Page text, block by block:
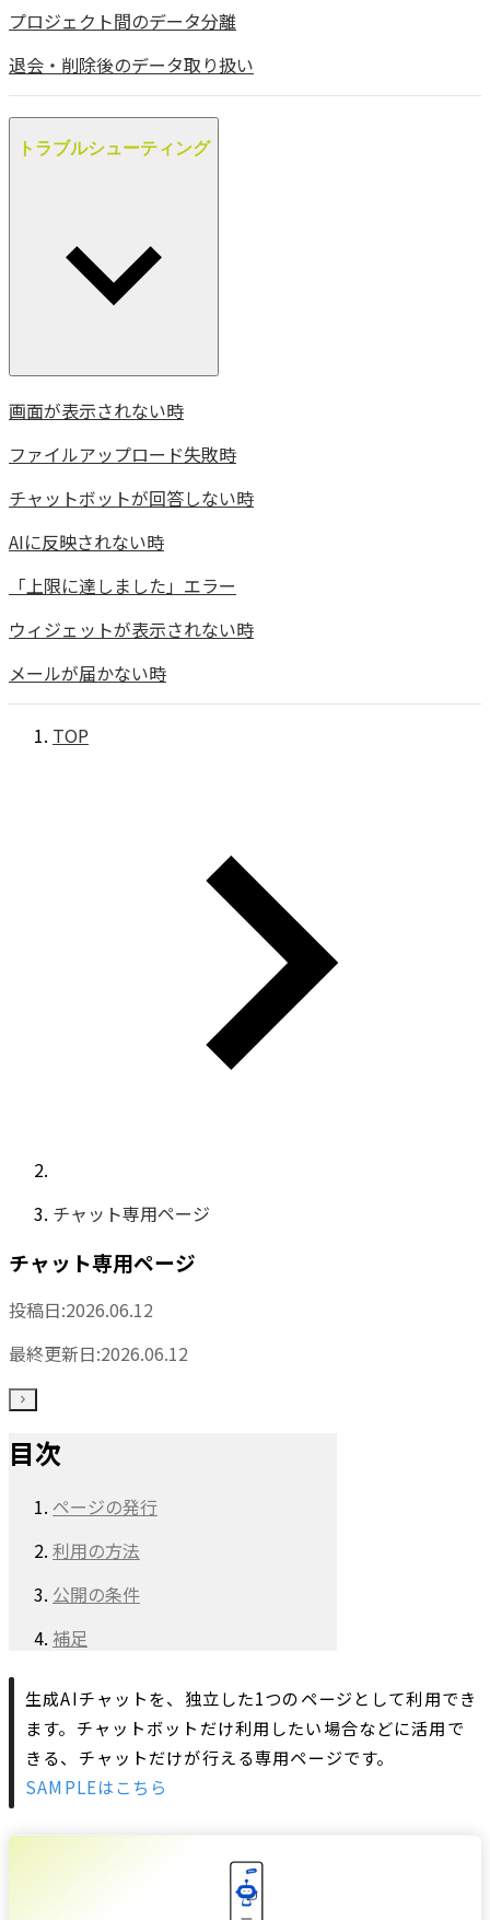
プロジェクト間のデータ分離
退会・削除後のデータ取り扱い
トラブルシューティング
画面が表示されない時
ファイルアップロード失敗時
チャットボットが回答しない時
AIに反映されない時
「上限に達しました」エラー
ウィジェットが表示されない時
メールが届かない時
TOP
チャット専用ページ
チャット専用ページ
投稿日:2026.06.12
最終更新日:2026.06.12
目次
ページの発行
利用の方法
公開の条件
補足
生成AIチャットを、独立した1つのページとして利用でき
ます。チャットボットだけ利用したい場合などに活用で
きる、チャットだけが行える専用ページです。
SAMPLEはこちら